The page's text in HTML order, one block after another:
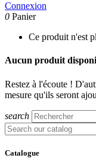
Connexion
0 Panier
Ce produit n'est
Aucun produit
Restez à l'écoute !
mesure qu'ils seront
search
Catalogue